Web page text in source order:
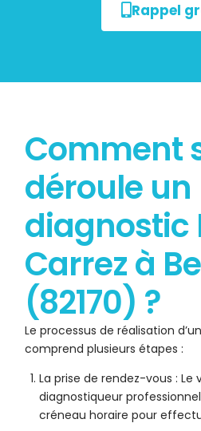
Rappel
Comment
déroule un
diagnostic
Carrez à
(82170) ?
Le processus de réalisation
comprend plusieurs étapes :
La prise de rendez-vous :
diagnostiqueur
créneau horaire pour